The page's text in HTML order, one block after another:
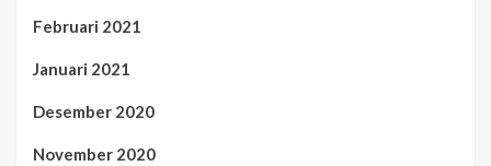
Februari 2021
Januari 2021
Desember 2020
November 2020